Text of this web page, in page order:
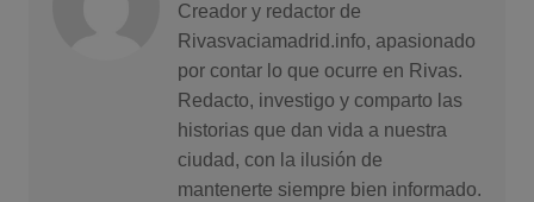
Creador y redactor de
Rivasvaciamadrid.info, apasionado
por contar lo que ocurre en Rivas.
Redacto, investigo y comparto las
historias que dan vida a nuestra
ciudad, con la ilusión de
mantenerte siempre bien informado.